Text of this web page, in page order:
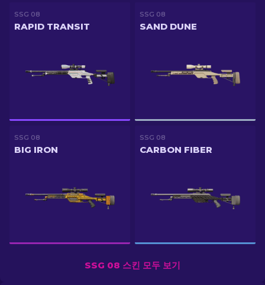
SSG 08
RAPID TRANSIT
SSG 08
SAND DUNE
SSG 08
BIG IRON
SSG 08
CARBON FIBER
SSG 08 스킨 모두 보기